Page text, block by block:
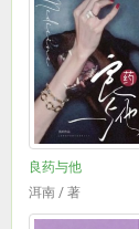
良药与他
洱南 / 著